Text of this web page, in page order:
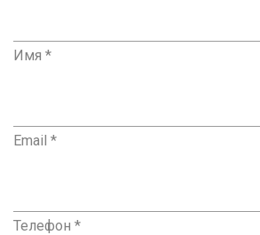
Имя *
Email *
Телефон *